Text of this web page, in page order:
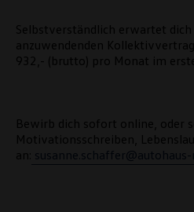
Selbstverständlich erwartet
anzuwendenden
932,- (brutto) pro Monat im
Bewirb dich sofort online, oder
Motivationsschreiben,
an: